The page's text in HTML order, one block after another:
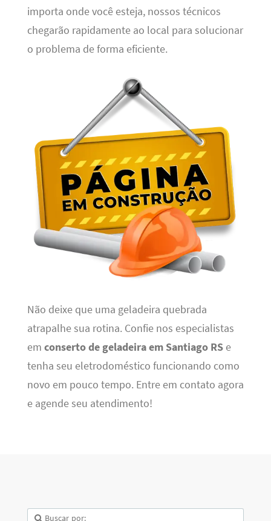
importa onde você esteja, nossos técnicos
chegarão rapidamente ao local para solucionar
o problema de forma eficiente.
Não deixe que uma geladeira quebrada
atrapalhe sua rotina. Confie nos especialistas
em conserto de geladeira em Santiago RSe
tenha seu eletrodoméstico funcionando como
novo em pouco tempo. Entre em contato agora
e agende seu atendimento!